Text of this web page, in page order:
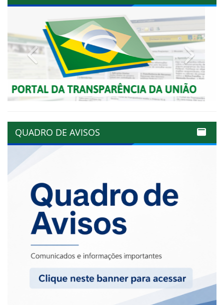
Previous
QUADRO DE AVISOS